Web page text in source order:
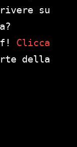
su
Clicca
della